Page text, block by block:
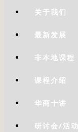
关于我们
最新发展
非本地课程
课程介绍
华商十讲
研讨会/活动